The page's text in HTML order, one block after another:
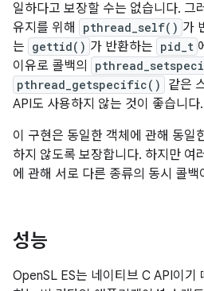
일하다고 보장할 수는 없습니다. 그
유지를 위해
pthread_self() 가
는 gettid() 가 반환하는 pid_t
이유로 콜백의
pthread_getspecific()
같은
API도 사용하지 않는 것이 좋습니다.
이 구현은 동일한 객체에 관해 동일
하지 않도록 보장합니다. 하지만 여
에 관해 서로 다른 종류의 동시 콜
성능
OpenSL ES는 네이티브 C API이기